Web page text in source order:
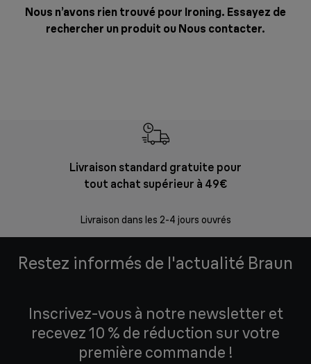
Nous n’avons rien trouvé pour Ironing. Essayez de
rechercher un produit ou Nous contacter.
Livraison standard gratuite pour
tout achat supérieur à 49€
Livraison dans les 2-4 jours ouvrés
Restez informés de l'actualité Braun
Inscrivez-vous à notre newsletter et
recevez 10 % de réduction sur votre
première commande !